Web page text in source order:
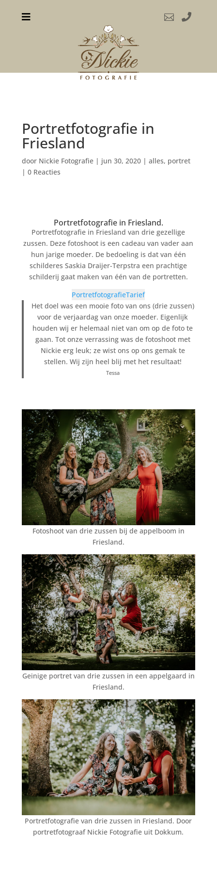
  
Portretfotografie in
Friesland
door Nickie Fotografie| jun 30, 2020| alles, portret
| 0 Reacties
Portretfotografie in Friesland.
Portretfotografie in Friesland van drie gezellige
zussen. Deze fotoshoot is een cadeau van vader aan
hun jarige moeder. De bedoeling is dat van één
schilderes Saskia Draijer-Terpstra een prachtige
schilderij gaat maken van één van de portretten.
PortretfotografieTarief
Het doel was een mooie foto van ons (drie zussen)
voor de verjaardag van onze moeder. Eigenlijk
houden wij er helemaal niet van om op de foto te
gaan. Tot onze verrassing was de fotoshoot met
Nickie erg leuk; ze wist ons op ons gemak te
stellen. Wij zijn heel blij met het resultaat!
Tessa
Fotoshoot van drie zussen bij de appelboom in
Friesland.
Geinige portret van drie zussen in een appelgaard in
Friesland.
Portretfotografie van drie zussen in Friesland. Door
portretfotograaf Nickie Fotografie uit Dokkum.